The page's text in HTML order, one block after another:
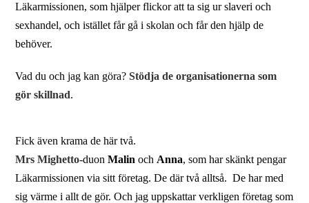
Läkarmissionen, som hjälper flickor att ta sig ur slaveri och
sexhandel, och istället får gå i skolan och får den hjälp de
behöver.
Vad du och jag kan göra?Stödja de organisationerna som
gör skillnad.
Fick även krama de här två.
Mrs Mighetto-duonMalin och Anna, som har skänkt pengar
Läkarmissionen via sitt företag. De där två alltså. De har med
sig värme i allt de gör. Och jag uppskattar verkligen företag som